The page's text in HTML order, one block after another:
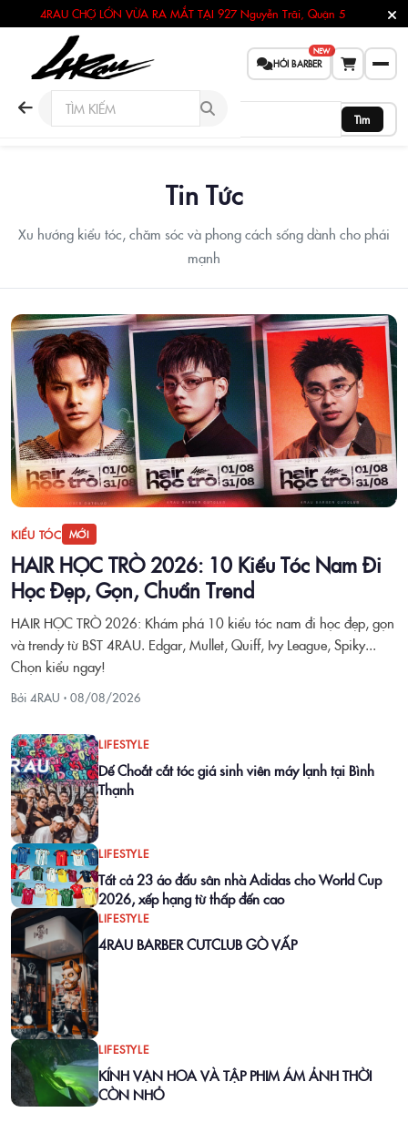
4RAU CHỢ LỚN VỪA RA MẮT TẠI 927 Nguyễn Trãi, Quận 5
HỎI BARBER
NEW
Tìm
Tin Tức
Xu hướng kiểu tóc, chăm sóc và phong cách sống dành cho phái
mạnh
KIỂU TÓC MỚI
HAIR HỌC TRÒ 2026: 10 Kiểu Tóc Nam Đi
Học Đẹp, Gọn, Chuẩn Trend
HAIR HỌC TRÒ 2026: Khám phá 10 kiểu tóc nam đi học đẹp, gọn
và trendy từ BST 4RAU. Edgar, Mullet, Quiff, Ivy League, Spiky...
Chọn kiểu ngay!
Bởi 4RAU · 08/08/2026
LIFESTYLE
Dế Choắt cắt tóc giá sinh viên máy lạnh tại Bình
Thạnh
LIFESTYLE
Tất cả 23 áo đấu sân nhà Adidas cho World Cup
2026, xếp hạng từ thấp đến cao
LIFESTYLE
4RAU BARBER CUTCLUB GÒ VẤP
LIFESTYLE
KÍNH VẠN HOA VÀ TẬP PHIM ÁM ẢNH THỜI
CÒN NHỎ